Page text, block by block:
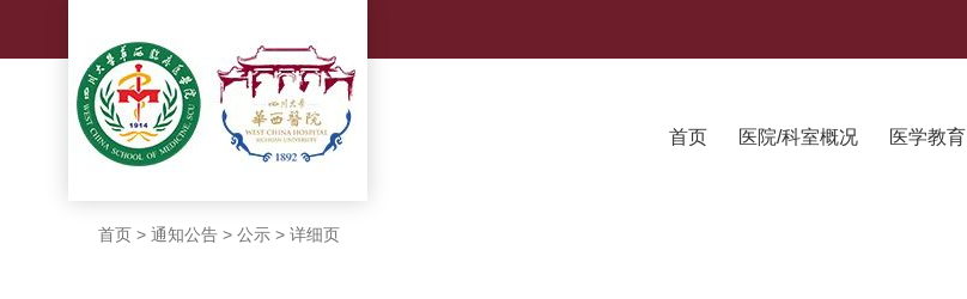
首页 医院/科室概况 医学教育
首页 > 通知公告 > 公示 > 详细页